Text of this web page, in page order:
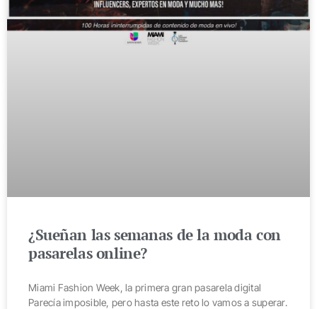
¿Sueñan las semanas de la moda con
pasarelas online?
Miami Fashion Week, la primera gran pasarela digital
Parecía imposible, pero hasta este reto lo vamos a superar.